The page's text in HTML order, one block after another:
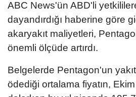
ABC News'ün ABD'li
dayandırdığı haberine göre
akaryakıt maliyetleri,
önemli ölçüde artırdı.
Belgelerde Pentagon'un
ödediği ortalama fiyatın,